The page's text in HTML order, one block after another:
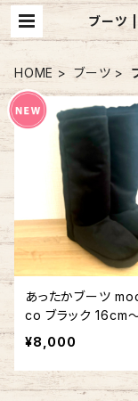
ブーツ
HOME ブーツ
あったかブーツ
co ブラック 16cm
¥8,000